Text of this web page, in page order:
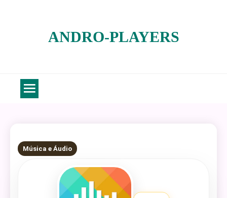
ANDRO-PLAYERS
6 MINS READ
Música e Áudio